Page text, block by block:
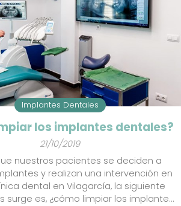
los implantes dentales?
21/10/2019
Implantes Dentales
nuestros pacientes se deciden a
y realizan una intervención en
dental en Vilagarcía, la siguiente
surge es, ¿cómo limpiar los implantes